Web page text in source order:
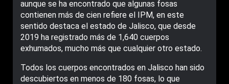
aunque se ha encontrado que algunas fosas
contienen más de cien refiere el IPM, en este
sentido destaca el estado de Jalisco, que desde
2019 ha registrado más de 1,640 cuerpos
exhumados, mucho más que cualquier otro estado.
Todos los cuerpos encontrados en Jalisco han sido
descubiertos en menos de 180 fosas, lo que